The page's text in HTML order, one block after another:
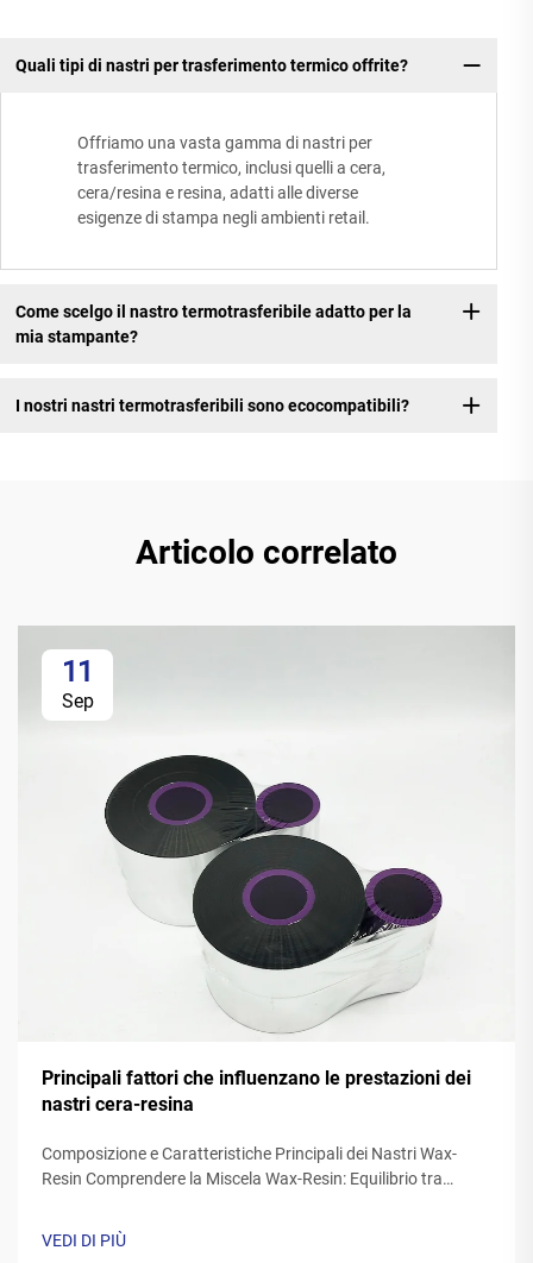
Quali tipi di nastri per trasferimento termico offrite?
Offriamo una vasta gamma di nastri per
trasferimento termico, inclusi quelli a cera,
cera/resina e resina, adatti alle diverse
esigenze di stampa negli ambienti retail.
Come scelgo il nastro termotrasferibile adatto per la
mia stampante?
I nostri nastri termotrasferibili sono ecocompatibili?
Articolo correlato
11
Sep
Principali fattori che influenzano le prestazioni dei
nastri cera-resina
Composizione e Caratteristiche Principali dei Nastri Wax-
Resin Comprendere la Miscela Wax-Resin: Equilibrio tra
miscela di cere sintetici e resine polimeriche, generalmente
VEDI DI PIÙ